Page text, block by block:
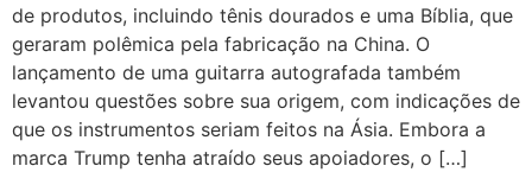
de produtos, incluindo tênis dourados e uma Bíblia, que
geraram polêmica pela fabricação na China. O
lançamento de uma guitarra autografada também
levantou questões sobre sua origem, com indicações de
que os instrumentos seriam feitos na Ásia. Embora a
marca Trump tenha atraído seus apoiadores, o […]